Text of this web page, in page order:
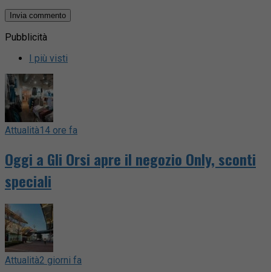
Pubblicità
I più visti
Attualità14 ore fa
Oggi a Gli Orsi apre il negozio Only, sconti
speciali
Attualità2 giorni fa